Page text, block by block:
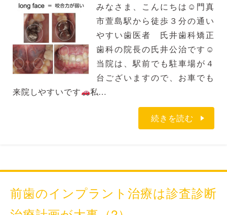
みなさま、こんにちは☺門真
市萱島駅から徒歩３分の通い
やすい歯医者 氏井歯科矯正
歯科の院長の氏井公治です☺
当院は、駅前でも駐車場が４
台ございますので、お車でも
来院しやすいです
私…
続きを読む
前歯のインプラント治療は診査診断